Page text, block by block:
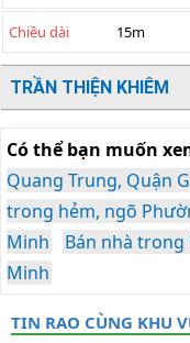
Chiều dài 15m
TRẦN THIỆN KHIÊM
Có thể bạn muốn
Quang Trung, Quận
trong hẻm, ngõ
Minh
Bán nhà trong
Minh
TIN RAO CÙNG KHU